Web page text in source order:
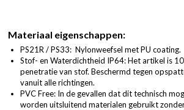
Materiaal eigenschappen:
PS21R / PS33: Nylonweefsel met PU coating.
Stof- en Waterdichtheid IP64: Het artikel is
penetratie van stof. Beschermd tegen
vanuit alle richtingen.
PVC Free: In de gevallen dat dit technisch
worden uitsluitend materialen gebruikt